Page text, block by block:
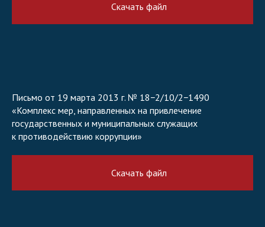
Скачать файл
Письмо от 19 марта 2013 г. № 18−2/10/2−1490
«Комплекс мер, направленных на привлечение
государственных и муниципальных служащих
к противодействию коррупции»
Скачать файл